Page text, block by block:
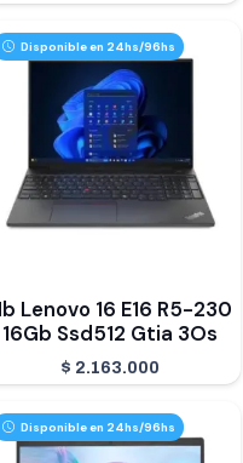
Disponible en 24hs/96hs
Lenovo 16 E16 R5-230
16Gb Ssd512 Gtia 3Os
$ 2.163.000
Disponible en 24hs/96hs